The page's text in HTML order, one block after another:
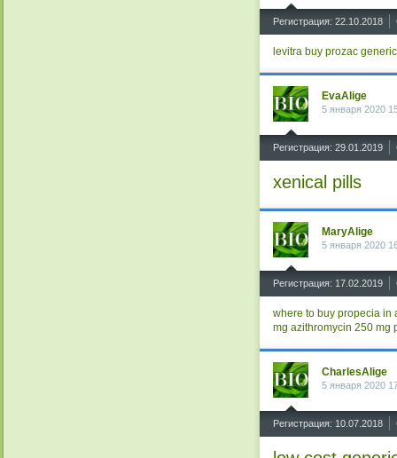
Регистрация: 22.10.2018
levitra buy prozac generic
EvaAlige
5 января 2020
Регистрация: 29.01.2019
xenical pills
MaryAlige
5 января 2020
Регистрация: 17.02.2019
where to buy propecia in
mg azithromycin 250 mg
CharlesAlige
5 января 2020
Регистрация: 10.07.2018